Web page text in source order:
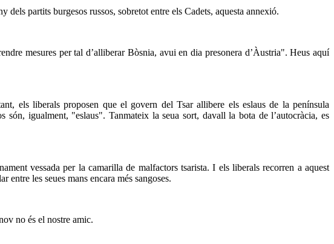
partits burgesos russos, sobretot entre els Cadets, aquesta annexió.
mesures per tal d’alliberar Bòsnia, avui en dia presonera d’Àustria". Heus aquí
els liberals proposen que el govern del Tsar allibere els eslaus de la península
igualment, "eslaus". Tanmateix la seua sort, davall la bota de l’autocràcia, es
vessada per la camarilla de malfactors tsarista. I els liberals recorren a aquest
les seues mans encara més sangoses.
no és el nostre amic.